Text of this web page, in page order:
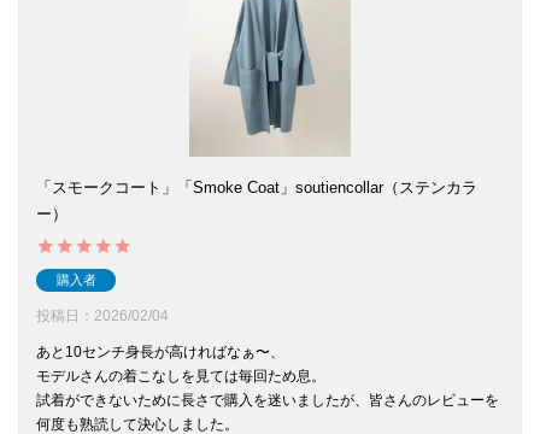
「スモークコート」「Smoke Coat」soutiencollar（ステンカラ
ー）
購入者
投稿日 2026/02/04
あと10センチ身長が高ければなぁ〜、
モデルさんの着こなしを見ては毎回ため息。
試着ができないために長さで購入を迷いましたが、皆さんのレビューを
何度も熟読して決心しました。